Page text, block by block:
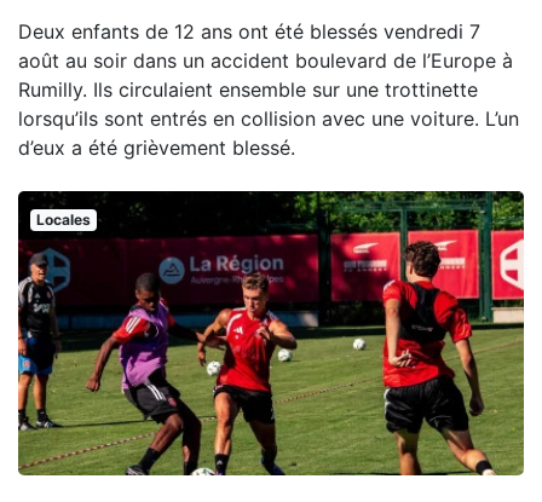
Deux enfants de 12 ans ont été blessés vendredi 7
août au soir dans un accident boulevard de l’Europe à
Rumilly. Ils circulaient ensemble sur une trottinette
lorsqu’ils sont entrés en collision avec une voiture. L’un
d’eux a été grièvement blessé.
Locales